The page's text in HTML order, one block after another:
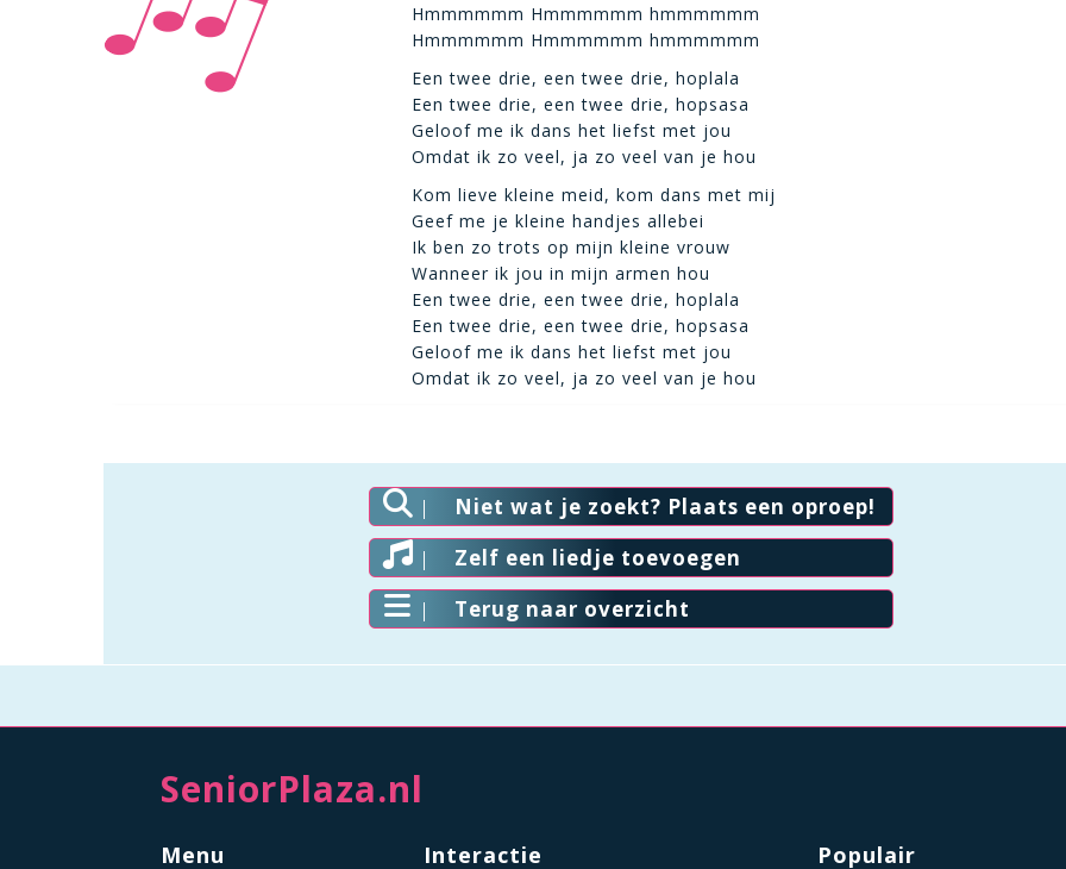
Hmmmmmm Hmmmmmm hmmmmmm
Hmmmmmm Hmmmmmm hmmmmmm
Een twee drie, een twee drie, hoplala
Een twee drie, een twee drie, hopsasa
Geloof me ik dans het liefst met jou
Omdat ik zo veel, ja zo veel van je hou
Kom lieve kleine meid, kom dans met mij
Geef me je kleine handjes allebei
Ik ben zo trots op mijn kleine vrouw
Wanneer ik jou in mijn armen hou
Een twee drie, een twee drie, hoplala
Een twee drie, een twee drie, hopsasa
Geloof me ik dans het liefst met jou
Omdat ik zo veel, ja zo veel van je hou
Niet wat je zoekt? Plaats een oproep!
Zelf een liedje toevoegen
Terug naar overzicht
SeniorPlaza.nl
Menu Interactie Populair